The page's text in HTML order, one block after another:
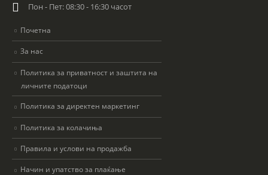
Пон - Пет: 08:30 - 16:30 часот
Почетна
За нас
Политика за приватност и заштита на
личните податоци
Политика за директен маркетинг
Политика за колачиња
Правила и услови на продажба
Начин и упатство за плаќање